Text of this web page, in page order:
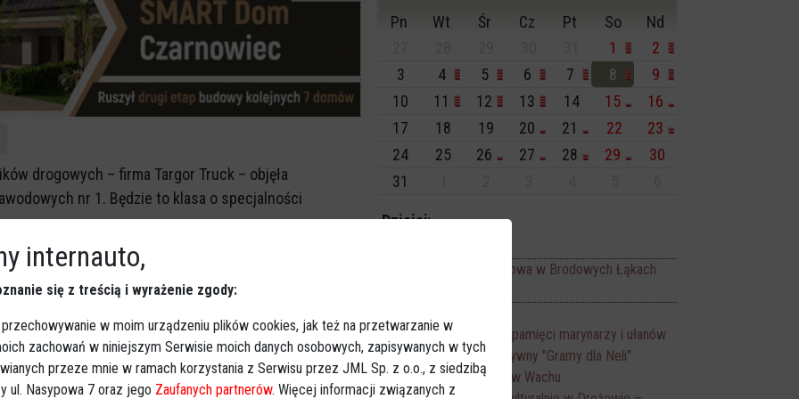
drogowych – firma Targor Truck – objęła
nr 1. Będzie to klasa o specjalności
podpisali: prezydent Ostrołęki, Janusz
Truck. Dzięki porozumieniu uczniowie będą mogli
z dostępnych tam nowoczesnych rozwiązań i
mogli liczyć na oferty pracy.
Pn
Wt Śr Cz Pt So
Nd
1
2
3
4 5 6 7 8
9
10
11 12 13 14 15
16
17
18 19 20 21 22
23
24
25 26 27 28 29
30
31
Dzisiaj:
Zabawa odpustowa w Brodowych Łąkach
Rajd rowerowy pamięci marynarzy i ułanów
12:00 Turniej charytatywny "Gramy dla Neli"
Piknik rodzinny w Wachu
internauto,
się z treścią i wyrażenie zgody:
w moim urządzeniu plików cookies, jak też na przetwarzanie w
zachowań w niniejszym Serwisie moich danych osobowych, zapisywanych w tych
przeze mnie w ramach korzystania z Serwisu przez JML Sp. z o.o., z siedzibą
ul. Nasypowa 7 oraz jego Zaufanych partnerów. Więcej informacji związanych z